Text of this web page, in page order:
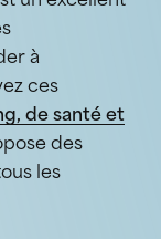
à
ces
de santé et
des
les